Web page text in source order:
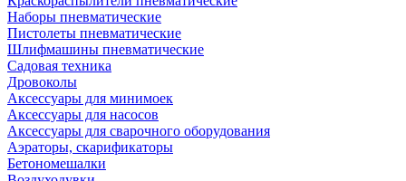
Наборы пневматические
Пистолеты пневматические
Шлифмашины пневматические
Садовая техника
Дровоколы
Аксессуары для минимоек
Аксессуары для насосов
Аксессуары для сварочного оборудования
Аэраторы, скарификаторы
Бетономешалки